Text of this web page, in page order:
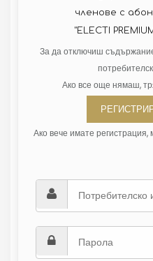
членове с
"ELECTI
За да отключиш
Ако все още нямаш,
Ако вече имате